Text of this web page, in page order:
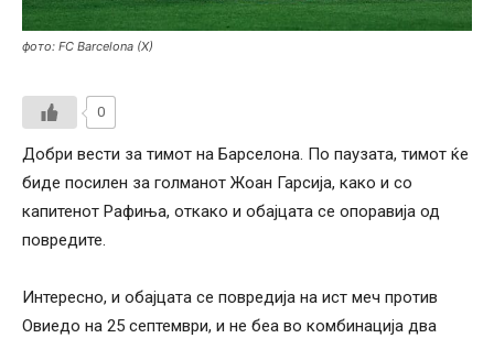
фото: FC Barcelona (X)
0
Добри вести за тимот на Барселона. По паузата, тимот ќе
биде посилен за голманот Жоан Гарсија, како и со
капитенот Рафиња, откако и обајцата се опоравија од
повредите.
Интересно, и обајцата се повредија на ист меч против
Овиедо на 25 септември, и не беа во комбинација два